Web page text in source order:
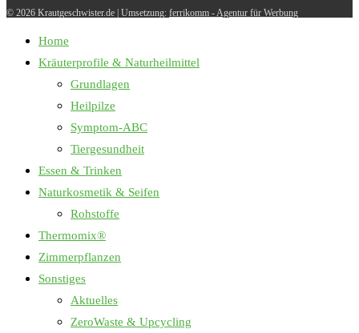
© 2026 Krautgeschwister.de Umsetzung: ferrikomm - Agentur für Werbung
Home
Kräuterprofile & Naturheilmittel
Grundlagen
Heilpilze
Symptom-ABC
Tiergesundheit
Essen & Trinken
Naturkosmetik & Seifen
Rohstoffe
Thermomix®
Zimmerpflanzen
Sonstiges
Aktuelles
ZeroWaste & Upcycling